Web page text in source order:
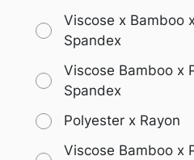
Viscose x Bamboo
Spandex
Viscose Bamboo x
Spandex
Polyester x Rayon
Viscose Bamboo x